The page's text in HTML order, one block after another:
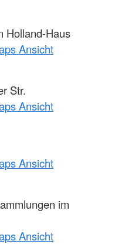
Holland-Haus
Ansicht
Str.
Ansicht
Ansicht
im
Ansicht